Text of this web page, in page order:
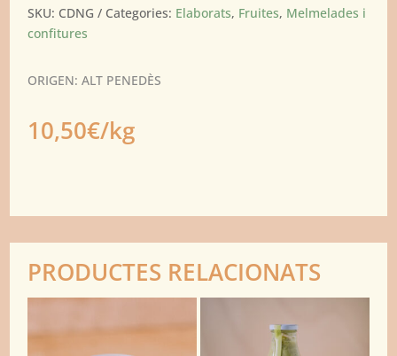
SKU: CDNG Categories: Elaborats, Fruites, Melmelades i
confitures
ORIGEN: ALT PENEDÈS
10,50€/kg
PRODUCTES RELACIONATS